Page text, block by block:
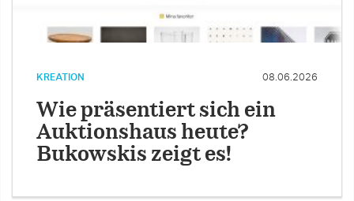
KREATION 08.06.2026
Wie präsentiert sich ein
Auktionshaus heute?
Bukowskis zeigt es!